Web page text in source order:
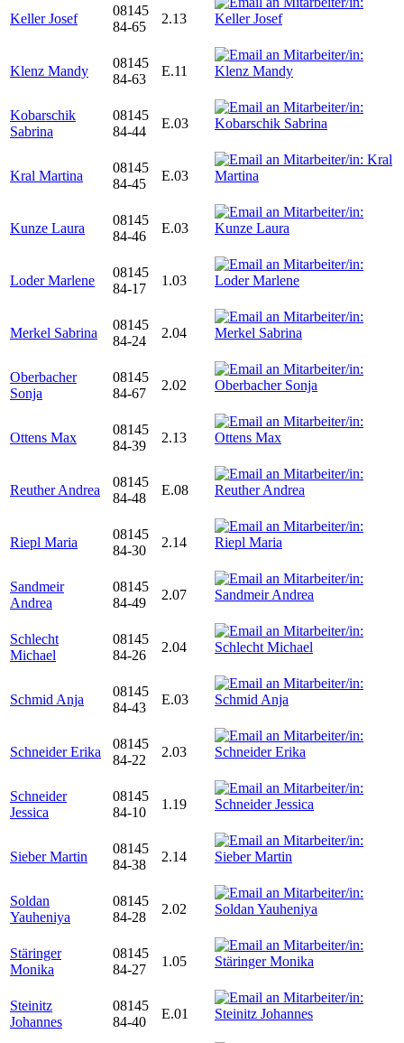
Keller Josef
08145
84-65
2.13
Klenz Mandy
08145
84-63
E.11
Kobarschik
Sabrina
08145
84-44
E.03
Kral Martina
08145
84-45
E.03
Kunze Laura
08145
84-46
E.03
Loder Marlene
08145
84-17
1.03
Merkel Sabrina
08145
84-24
2.04
Oberbacher
Sonja
08145
84-67
2.02
Ottens Max
08145
84-39
2.13
Reuther Andrea
08145
84-48
E.08
Riepl Maria
08145
84-30
2.14
Sandmeir
Andrea
08145
84-49
2.07
Schlecht
Michael
08145
84-26
2.04
Schmid Anja
08145
84-43
E.03
Schneider Erika
08145
84-22
2.03
Schneider
Jessica
08145
84-10
1.19
Sieber Martin
08145
84-38
2.14
Soldan
Yauheniya
08145
84-28
2.02
Stäringer
Monika
08145
84-27
1.05
Steinitz
Johannes
08145
84-40
E.01